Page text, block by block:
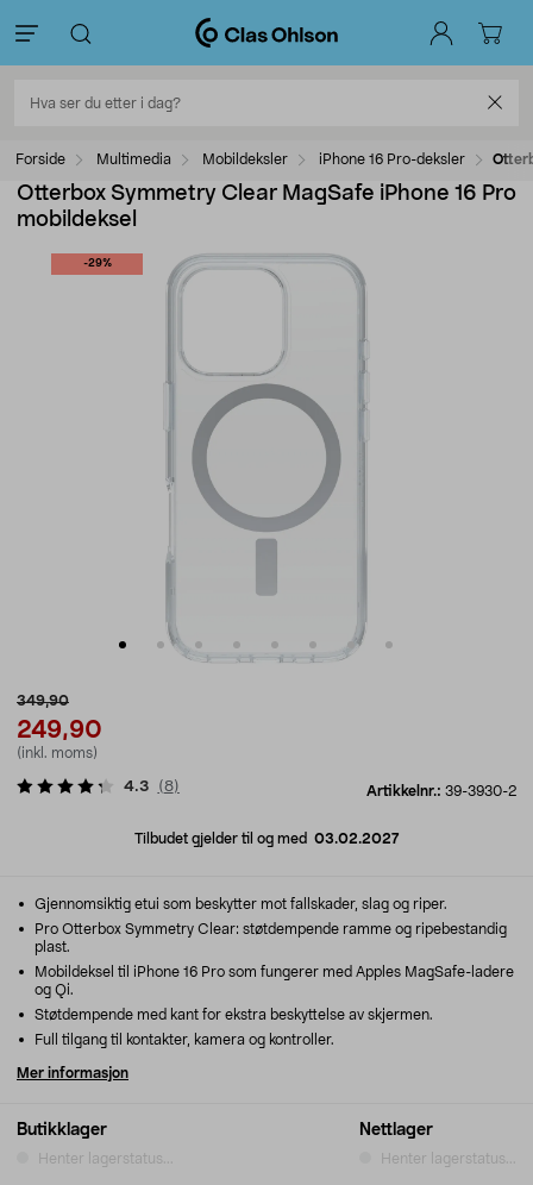
Forside Multimedia Mobildeksler iPhone 16 Pro-deksler
Otterbox Symmetry Clear MagSafe iPhone 16 Pro
mobildeksel
-29%
349,90
249,90
(inkl. moms)
Artikkelnr.: 39-3930-2
4.3 (8)
Tilbudet gjelder til og med 03.02.2027
Butikklager
Henter lagerstatus...
Nettlager
Henter lagerstatus...
Gjennomsiktig etui som beskytter mot fallskader, slag og riper.
Pro Otterbox Symmetry Clear: støtdempende ramme og ripebestandig
plast.
Mobildeksel til iPhone 16 Pro som fungerer med Apples MagSafe-ladere
og Qi.
Støtdempende med kant for ekstra beskyttelse av skjermen.
Full tilgang til kontakter, kamera og kontroller.
Mer informasjon